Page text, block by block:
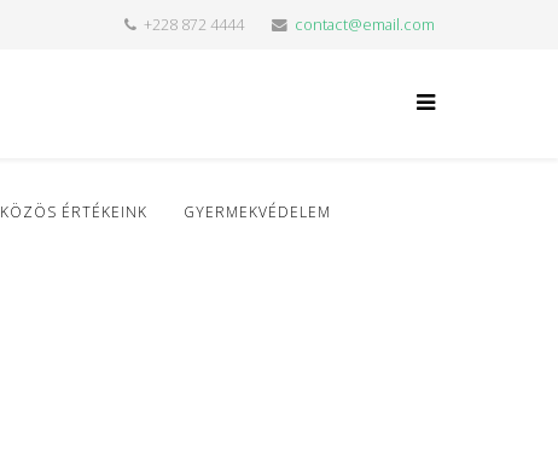
+228 872 4444 contact@email.com
KÖZÖS ÉRTÉKEINK GYERMEKVÉDELEM